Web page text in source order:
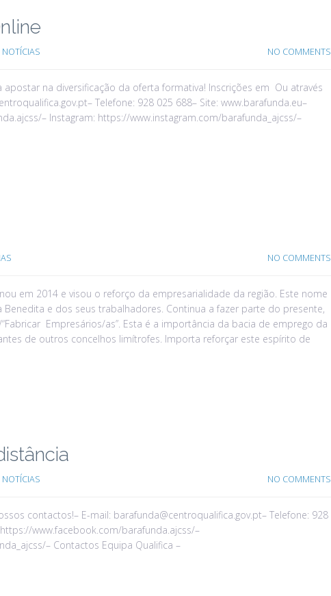
NOTÍCIAS NO COMMENTS
apostar na diversificação da oferta formativa! Inscrições em Ou através
Telefone: 928 025 688– Site: www.barafunda.eu–
– Instagram: https://www.instagram.com/barafunda_ajcss/–
NO COMMENTS
em 2014 e visou o reforço da empresarialidade da região. Este nome
e dos seus trabalhadores. Continua a fazer parte do presente,
Empresários/as”. Esta é a importância da bacia de emprego da
de outros concelhos limítrofes. Importa reforçar este espírito de
NOTÍCIAS NO COMMENTS
contactos!– E-mail: barafunda@centroqualifica.gov.pt– Telefone: 928
www.facebook.com/barafunda.ajcss/–
– Contactos Equipa Qualifica –